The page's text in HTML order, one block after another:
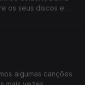
os seus discos e
algumas canções